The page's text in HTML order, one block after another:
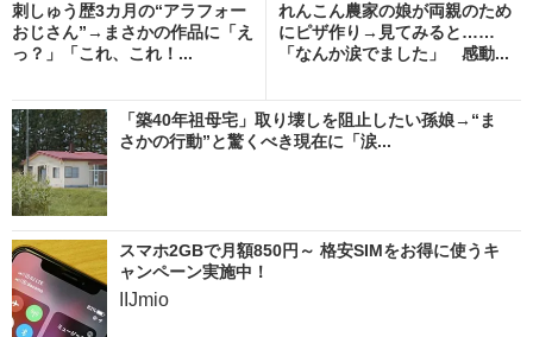
刺しゅう歴3カ月の“アラフォー
おじさん”→まさかの作品に「え
っ？」「これ、これ！...
れんこん農家の娘が両親のため
にピザ作り→見てみると……
「なんか涙でました」 感動...
「築40年祖母宅」取り壊しを阻止したい孫娘→“ま
さかの行動”と驚くべき現在に「涙...
スマホ2GBで月額850円～ 格安SIMをお得に使うキ
ャンペーン実施中！
IIJmio